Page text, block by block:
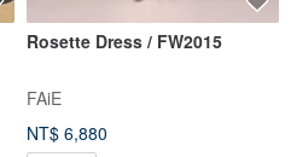
Rosette Dress / FW2015
FAiE
NT$ 6,880